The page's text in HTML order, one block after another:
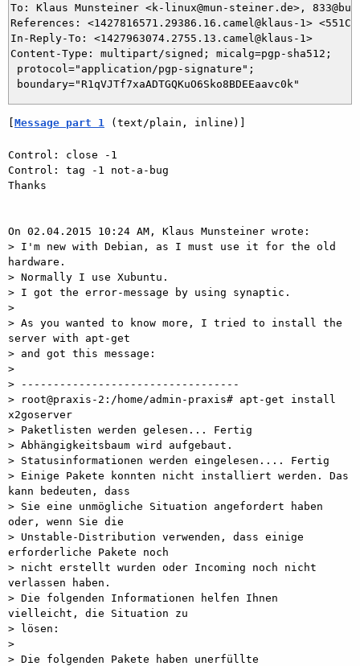
To: Klaus Munsteiner <k-linux@mun-steiner.de>,
References: <1427816571.29386.16.camel@klaus-1>
In-Reply-To: <1427963074.2755.13.camel@klaus-1>
Content-Type: multipart/signed; micalg=pgp-sha512;
protocol="application/pgp-signature";
[Message part 1 (text/plain, inline)]
Control: close -1
Control: tag -1 not-a-bug
Thanks
On 02.04.2015 10:24 AM, Klaus Munsteiner wrote:
> I'm new with Debian, as I must use it for the old
hardware.
> Normally I use Xubuntu.
> I got the error-message by using synaptic.
>
> As you wanted to know more, I tried to install the
server with apt-get
> and got this message:
>
> ----------------------------------
> root@praxis-2:/home/admin-praxis# apt-get install
x2goserver
> Paketlisten werden gelesen... Fertig
> Abhängigkeitsbaum wird aufgebaut.
> Statusinformationen werden eingelesen.... Fertig
> Einige Pakete konnten nicht installiert werden. Das
kann bedeuten, dass
> Sie eine unmögliche Situation angefordert haben
oder, wenn Sie die
> Unstable-Distribution verwenden, dass einige
erforderliche Pakete noch
> nicht erstellt wurden oder Incoming noch nicht
verlassen haben.
> Die folgenden Informationen helfen Ihnen
vielleicht, die Situation zu
> lösen:
>
> Die folgenden Pakete haben unerfüllte